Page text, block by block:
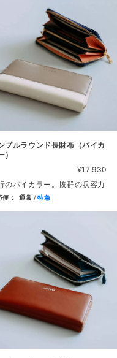
プルラウンド長財布（バイカ
）
¥17,930
のバイカラー。抜群の収容力
便： 通常 特急